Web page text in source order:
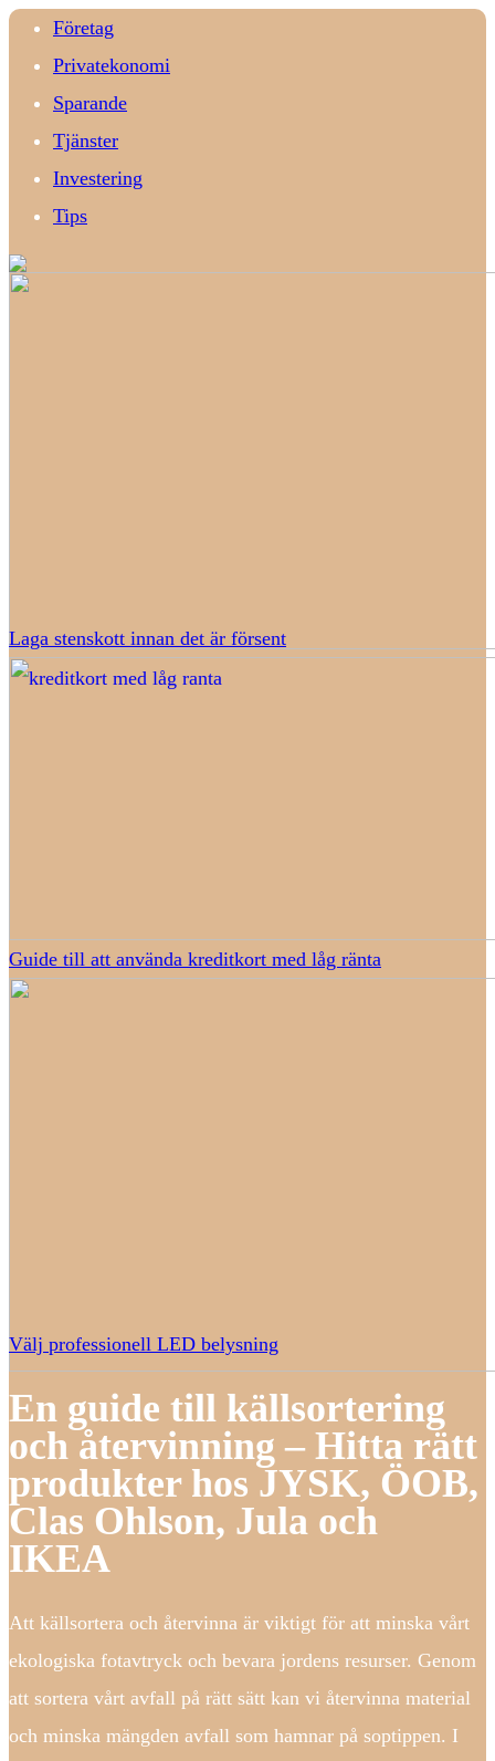
Företag
Privatekonomi
Sparande
Tjänster
Investering
Tips
Laga stenskott innan det är försent
Guide till att använda kreditkort med låg ränta
Välj professionell LED belysning
En guide till källsortering
och återvinning – Hitta rätt
produkter hos JYSK, ÖOB,
Clas Ohlson, Jula och
IKEA
Att källsortera och återvinna är viktigt för att minska vårt
ekologiska fotavtryck och bevara jordens resurser. Genom
att sortera vårt avfall på rätt sätt kan vi återvinna material
och minska mängden avfall som hamnar på soptippen. I